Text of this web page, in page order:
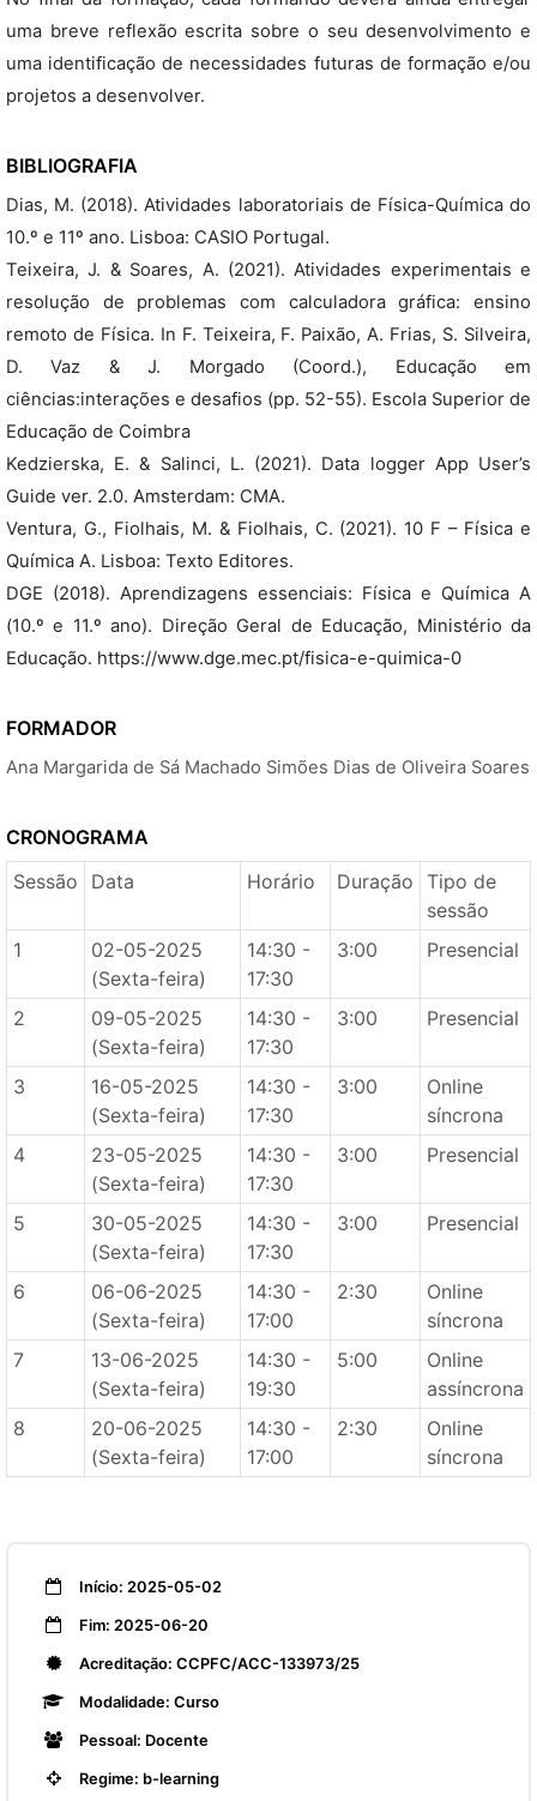
uma breve reflexão escrita sobre o seu desenvolvimento e
uma identificação de necessidades futuras de formação e/ou
projetos a desenvolver.
BIBLIOGRAFIA
Dias, M. (2018). Atividades laboratoriais de Física-Química do
10.º e 11º ano. Lisboa: CASIO Portugal.
Teixeira, J. & Soares, A. (2021). Atividades experimentais e
resolução de problemas com calculadora gráfica: ensino
remoto de Física. In F. Teixeira, F. Paixão, A. Frias, S. Silveira,
D. Vaz & J. Morgado (Coord.), Educação em
ciências:interações e desafios (pp. 52-55). Escola Superior de
Educação de Coimbra
Kedzierska, E. & Salinci, L. (2021). Data logger App User’s
Guide ver. 2.0. Amsterdam: CMA.
Ventura, G., Fiolhais, M. & Fiolhais, C. (2021). 10 F – Física e
Química A. Lisboa: Texto Editores.
DGE (2018). Aprendizagens essenciais: Física e Química A
(10.º e 11.º ano). Direção Geral de Educação, Ministério da
Educação. https://www.dge.mec.pt/fisica-e-quimica-0
FORMADOR
Ana Margarida de Sá Machado Simões Dias de Oliveira Soares
CRONOGRAMA
Sessão
Data Horário Duração Tipo de
sessão
1
02-05-2025
(Sexta-feira)
14:30 -
17:30
3:00 Presencial
2
09-05-2025
(Sexta-feira)
14:30 -
17:30
3:00 Presencial
3
16-05-2025
(Sexta-feira)
14:30 -
17:30
3:00
Online
síncrona
4
23-05-2025
(Sexta-feira)
14:30 -
17:30
3:00 Presencial
5
30-05-2025
(Sexta-feira)
14:30 -
17:30
3:00 Presencial
6
06-06-2025
(Sexta-feira)
14:30 -
17:00
2:30
Online
síncrona
7
13-06-2025
(Sexta-feira)
14:30 -
19:30
5:00
Online
assíncrona
8
20-06-2025
(Sexta-feira)
14:30 -
17:00
2:30
Online
síncrona
Início: 2025-05-02
Fim: 2025-06-20
Acreditação: CCPFC/ACC-133973/25
Modalidade: Curso
Pessoal: Docente
Regime: b-learning